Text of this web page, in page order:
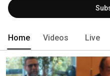
Home Videos Live